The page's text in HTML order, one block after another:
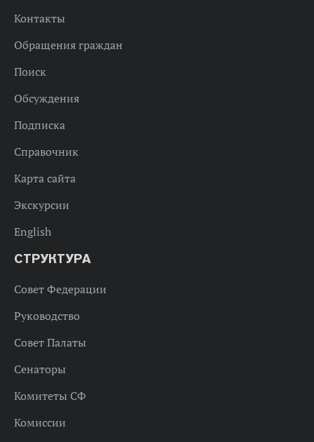
Контакты
Обращения граждан
Поиск
Обсуждения
Подписка
Справочник
Карта сайта
Экскурсии
English
СТРУКТУРА
Совет Федерации
Руководство
Совет Палаты
Сенаторы
Комитеты СФ
Комиссии